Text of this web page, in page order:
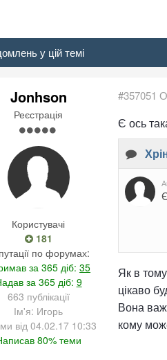
у цій темі
Jonhson
Реєстрація
Користувачі
181
по форумах:
за 365 діб:35
за 365 діб: 9
663 публікації
Ім'я: Игорь
від 04.02.17 10:33
80% теми
#357051
Є ось
Як в
цікаво
Вона
кому